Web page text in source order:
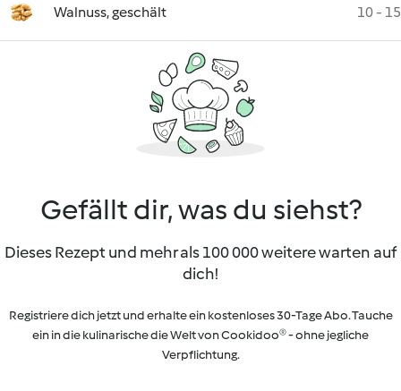
Walnuss, geschält 10 - 15
Gefällt dir, was du siehst?
Dieses Rezept und mehr als 100 000 weitere warten auf
dich!
Registriere dich jetzt und erhalte ein kostenloses 30-Tage Abo. Tauche
ein in die kulinarische die Welt von Cookidoo® - ohne jegliche
Verpflichtung.